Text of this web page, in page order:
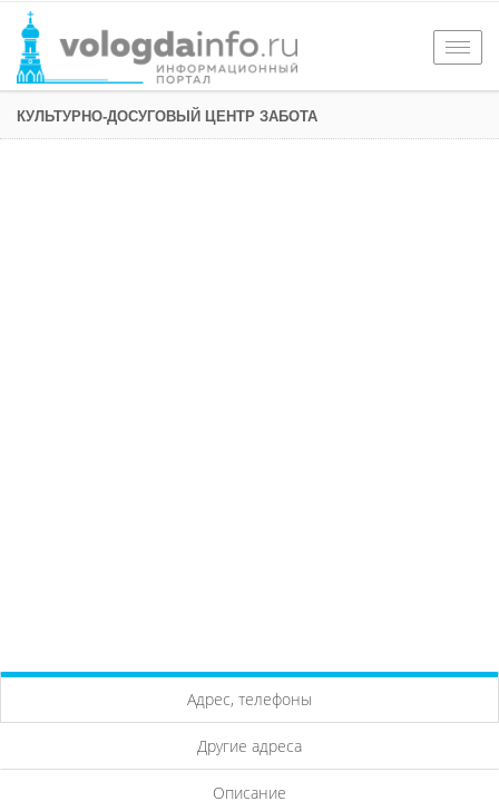
КУЛЬТУРНО-ДОСУГОВЫЙ ЦЕНТР ЗАБОТА
Адрес, телефоны
Другие адреса
Описание